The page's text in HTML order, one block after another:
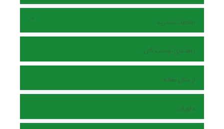
اطلاعات نشریه
راهنمای نویسندگان
ارسال مقاله
داوران